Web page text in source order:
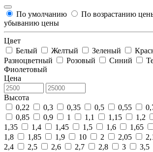
По умолчанию По возрастанию
убыванию цены
Цвет
Белый
Желтый Зеленый
Разноцветный
Розовый Синий
Фиолетовый
Цена
Высота
0,22
0,3 0,35 0,5 0,55
0,85
0,9 1 1,1 1,15 1,2
1,35
1,4 1,45 1,5 1,6 1,65
1,8
1,85 1,9 10 2 2,05
2,4
2,5 2,6 2,7 2,8 3 3,5